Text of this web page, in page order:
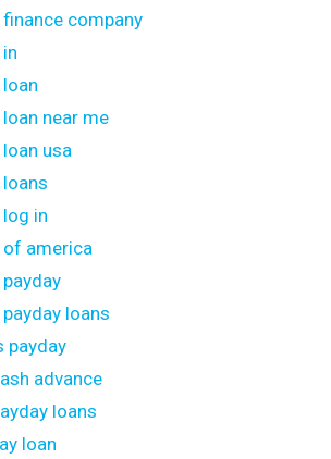
company
near me
usa
in
of america
loans
payday
advance
loans
loan